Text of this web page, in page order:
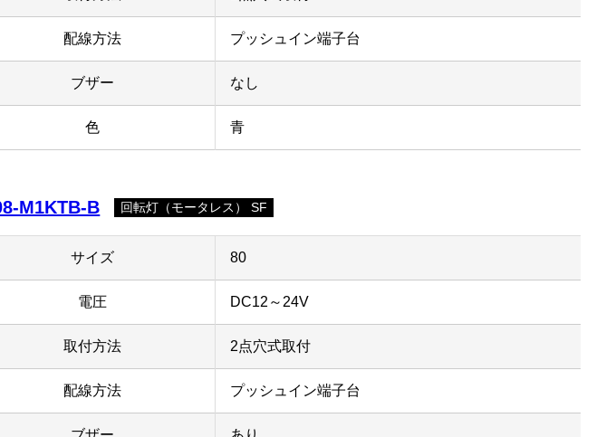
配線方法 プッシュイン端子台
ブザー なし
色 青
M1KTB-B 回転灯（モータレス） SF
サイズ 80
電圧 DC12～24V
取付方法 2点穴式取付
配線方法 プッシュイン端子台